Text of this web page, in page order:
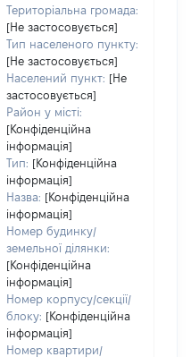
Територіальна громада:
[Не застосовується]
Тип населеного пункту:
[Не застосовується]
Населений пункт: [Не
застосовується]
Район у місті:
[Конфіденційна
інформація]
Тип: [Конфіденційна
інформація]
Назва: [Конфіденційна
інформація]
Номер будинку/
земельної ділянки:
[Конфіденційна
інформація]
Номер корпусу/секції/
блоку: [Конфіденційна
інформація]
Номер квартири/